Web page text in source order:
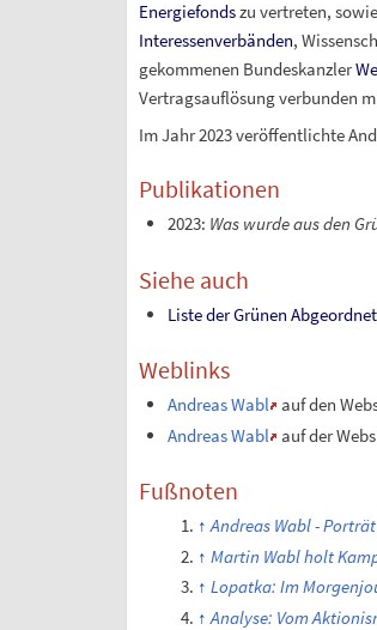
Energiefondszu vertreten,
Interessenverbänden,
gekommenen Bundeskanzler
Vertragsauflösung verbunden
Im Jahr 2023 veröffentlichte
Publikationen
2023: Was wurde aus den
Siehe auch
Liste der Grünen
Weblinks
Andreas Wabl auf den
Andreas Wabl auf der
Fußnoten
Andreas Wabl -
Martin Wabl holt
Lopatka: Im
Analyse: Vom